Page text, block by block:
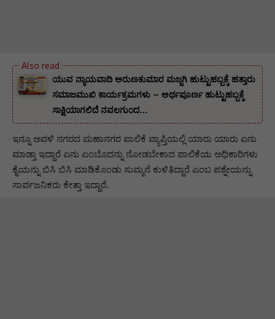
ಯುವ ನ್ಯಾಯವಾದಿ ಅರುಣಕುಮಾರ ಮಜ್ಜಗಿ ಹುಟ್ಟುಹಬ್ಬಕ್ಕೆ ಹತ್ತಾರು
ಸಮಾಜಮುಖಿ ಕಾರ್ಯಕ್ರಮಗಳು – ಅರ್ಥಪೂರ್ಣ ಹುಟ್ಟುಹಬ್ಬಕ್ಕೆ
ಸಾಕ್ಷಿಯಾಗಲಿದೆ ನವಲಗುಂದ…
ಇನ್ನೂ ಅವಳಿ ನಗರದ ಮಹಾನಗರ ಪಾಲಿಕೆ ವ್ಯಾಪ್ತಿಯಲ್ಲಿ ಯಾರು ಯಾರು ಏನು
ಮಾಡ್ತಾ ಇದ್ದಾರೆ ಏನು ಏಂಬೊದನ್ನು ನೋಡಬೇಕಾದ ಪಾಲಿಕೆಯ ಅಧಿಕಾರಿಗಳು
ಕೈಯನ್ನು ಬಿಸಿ ಬಿಸಿ ಮಾಡಿಕೊಂಡು ಸುಮ್ಮನೆ ಕುಳಿತಿದ್ದಾರೆ ಎಂಬ ಪಶ್ನೇಯನ್ನು
ಸಾರ್ವಜನಿಕರು ಕೇತ್ತಾ ಇದ್ದಾರೆ.